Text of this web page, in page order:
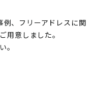
、フリーアドレスに関
用意しました。
。